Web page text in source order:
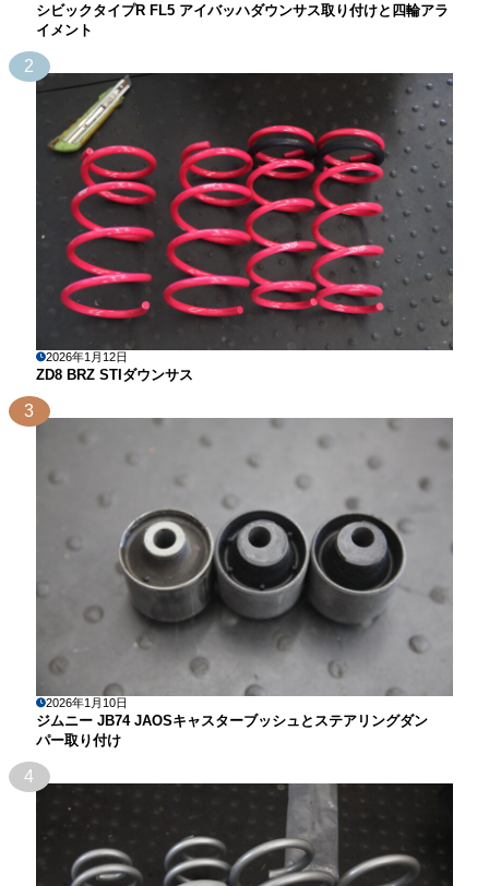
シビックタイプR FL5 アイバッハダウンサス取り付けと四輪アラ
イメント
2
2026年1月12日
ZD8 BRZ STIダウンサス
3
2026年1月10日
ジムニー JB74 JAOSキャスターブッシュとステアリングダン
パー取り付け
4